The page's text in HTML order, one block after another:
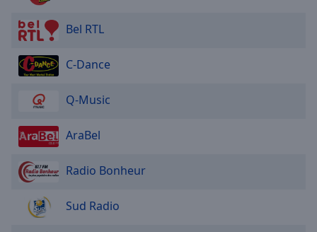
Bel RTL
C-Dance
Q-Music
AraBel
Radio Bonheur
Sud Radio